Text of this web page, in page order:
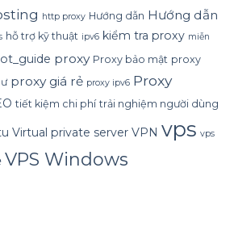
http proxy Hướng dẫn Hướng dẫn
hỗ trợ kỹ thuật ipv6 kiểm tra proxy miễn
proxy Proxy bảo mật proxy
proxy giá rẻ proxy ipv6 Proxy
tiết kiệm chi phí trải nghiệm người dùng
Virtual private server VPN vps vps
VPS Windows